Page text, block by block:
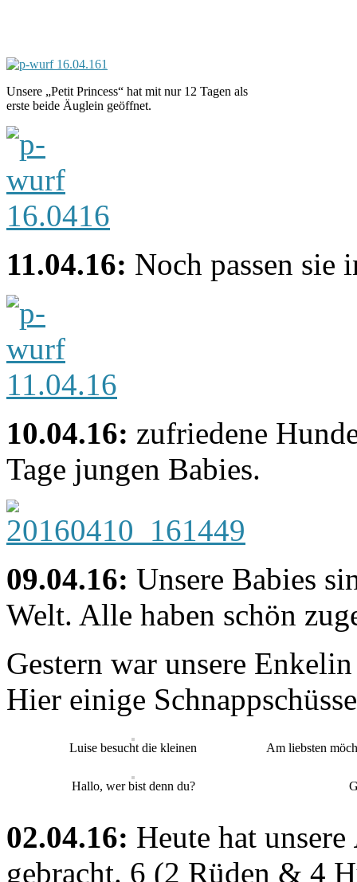
Unsere „Petit Princess“ hat mit nur 12 Tagen als
erste beide Äuglein geöffnet.
11.04.16: Noch passen sie
10.04.16: zufriedene
Tage jungen Babies.
09.04.16: Unsere Babies
Welt. Alle haben schön
Gestern war unsere
Hier einige
Luise besucht die kleinen Am liebsten
Hallo, wer bist denn du?
02.04.16: Heute hat unsere
gebracht. 6 (2 Rüden & 4